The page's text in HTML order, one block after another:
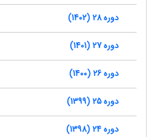
دوره 28 (1402)
دوره 27 (1401)
دوره 26 (1400)
دوره 25 (1399)
دوره 24 (1398)